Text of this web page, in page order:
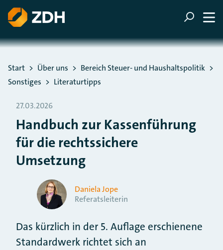
ZUM HAUPTINHALT SPRINGEN
ZUR SUCHE SPRINGEN
Sie befinden sich hier:
Start Über uns
Bereich Steuer- und Haushaltspolitik
Sonstiges
Literaturtipps
27.03.2026
Handbuch zur Kassenführung
für die rechtssichere
Umsetzung
Daniela Jope
Referatsleiterin
Das kürzlich in der 5. Auflage erschienene
Standardwerk richtet sich an